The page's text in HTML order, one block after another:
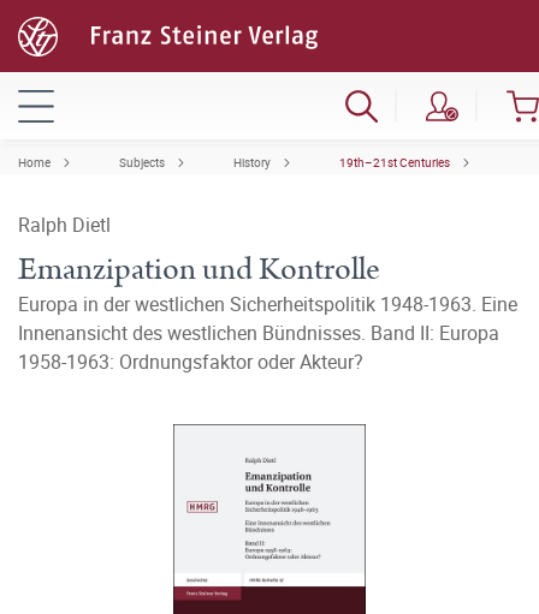
Home Subjects History 19th–21st Centuries
Ralph Dietl
Emanzipation und Kontrolle
Europa in der westlichen Sicherheitspolitik 1948-1963. Eine
Innenansicht des westlichen Bündnisses. Band II: Europa
1958-1963: Ordnungsfaktor oder Akteur?